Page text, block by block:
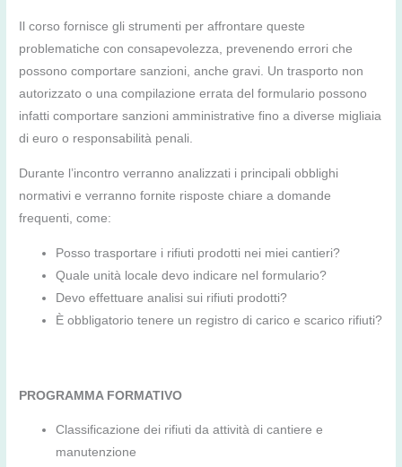
Il corso fornisce gli strumenti per affrontare queste
problematiche con consapevolezza, prevenendo errori che
possono comportare sanzioni, anche gravi. Un trasporto non
autorizzato o una compilazione errata del formulario possono
infatti comportare sanzioni amministrative fino a diverse migliaia
di euro o responsabilità penali.
Durante l’incontro verranno analizzati i principali obblighi
normativi e verranno fornite risposte chiare a domande
frequenti, come:
Posso trasportare i rifiuti prodotti nei miei cantieri?
Quale unità locale devo indicare nel formulario?
Devo effettuare analisi sui rifiuti prodotti?
È obbligatorio tenere un registro di carico e scarico rifiuti?
PROGRAMMA FORMATIVO
Classificazione dei rifiuti da attività di cantiere e
manutenzione